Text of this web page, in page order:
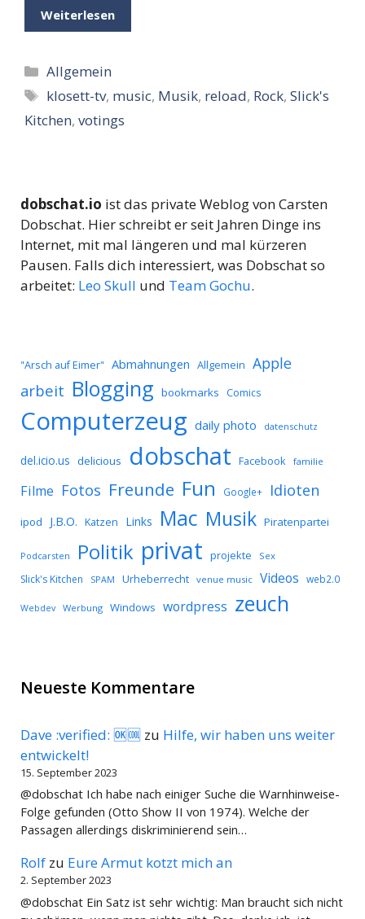
Weiterlesen
Kategorien
Allgemein
Schlagwörter
klosett-tv, music, Musik, reload, Rock,Slick's
Kitchen, votings
dobschat.io ist das private Weblog von Carsten
Dobschat. Hier schreibt er seit Jahren Dinge ins
Internet, mit mal längeren und mal kürzeren
Pausen. Falls dich interessiert, was Dobschat so
arbeitet: Leo Skull und Team Gochu.
"Arsch auf Eimer" Abmahnungen Allgemein Apple
arbeit Blogging bookmarks Comics
Computerzeug daily photo datenschutz
del.icio.us delicious dobschat Facebook familie
Filme Fotos Freunde Fun Google+ Idioten
ipod J.B.O. Katzen Links Mac Musik Piratenpartei
Podcarsten Politik privat projekte Sex
Slick's Kitchen SPAM Urheberrecht venue music Videos web2.0
Webdev Werbung Windows wordpress zeuch
Neueste Kommentare
Dave :verified: 🆗🆒 zu Hilfe, wir haben uns weiter
entwickelt!
15. September 2023
@dobschat Ich habe nach einiger Suche die Warnhinweise-
Folge gefunden (Otto Show II von 1974). Welche der
Passagen allerdings diskriminierend sein…
Rolf zu Eure Armut kotzt mich an
2. September 2023
@dobschat Ein Satz ist sehr wichtig: Man braucht sich nicht